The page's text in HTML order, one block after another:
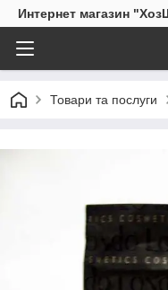
Интернет магазин
Товари та послуги